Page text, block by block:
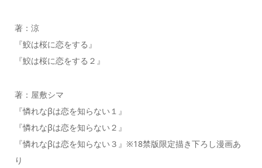
著：涼
『鮫は桜に恋をする』
『鮫は桜に恋をする２』
著：屋敷シマ
『憐れなβは恋を知らない１』
『憐れなβは恋を知らない２』
『憐れなβは恋を知らない３』※18禁版限定描き下ろし漫画あ
り